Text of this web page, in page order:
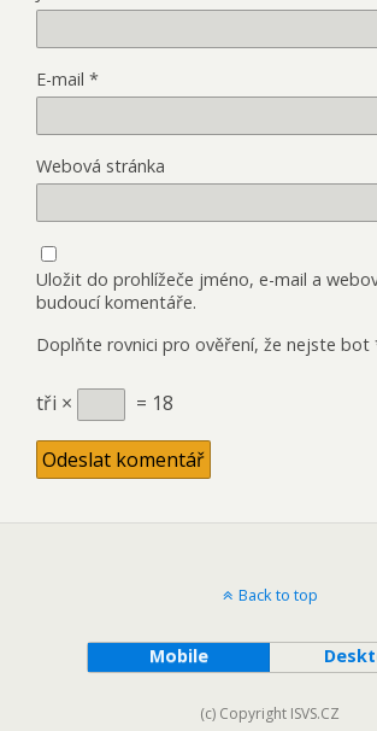
E-mail *
Webová stránka
Uložit do prohlížeče jméno, e-mail a
budoucí komentáře.
Doplňte rovnici pro ověření, že nejste bot
tři × = 18
Back to top
Mobile
(c) Copyright ISVS.CZ